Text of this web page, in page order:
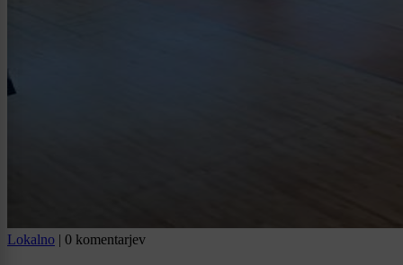
Lokalno | 0 komentarjev